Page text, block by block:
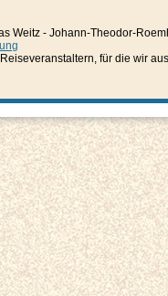
Weitz - Johann-Theodor-
für die wir